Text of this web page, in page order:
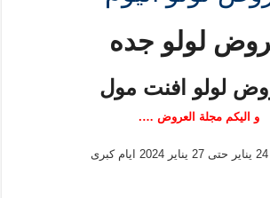
لولو جده
لولو افنت مول
و اليكم مجلة العروض ….